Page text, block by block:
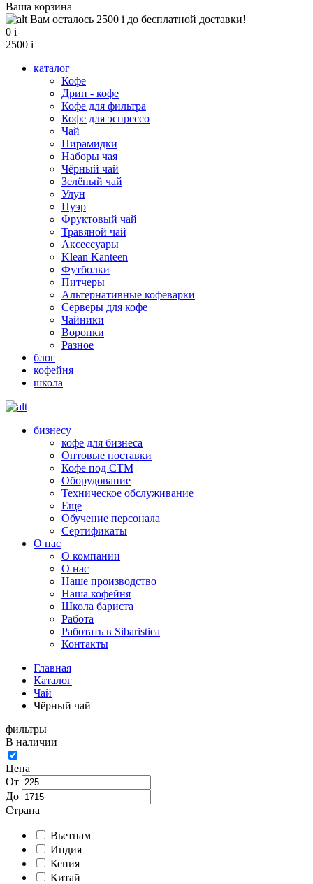
Ваша корзина
Вам осталось 2500 i до бесплатной доставки!
0 i
2500 i
каталог
Кофе
Дрип - кофе
Кофе для фильтра
Кофе для эспрессо
Чай
Пирамидки
Наборы чая
Чёрный чай
Зелёный чай
Улун
Пуэр
Фруктовый чай
Травяной чай
Аксессуары
Klean Kanteen
Футболки
Питчеры
Альтернативные кофеварки
Серверы для кофе
Чайники
Воронки
Разное
блог
кофейня
школа
бизнесу
кофе для бизнеса
Оптовые поставки
Кофе под СТМ
Оборудование
Техническое обслуживание
Еще
Обучение персонала
Сертификаты
О нас
O компании
О нас
Наше производство
Наша кофейня
Школа бариста
Работа
Работать в Sibaristica
Контакты
Главная
Каталог
Чай
Чёрный чай
фильтры
В наличии
Цена
От
До
Страна
Вьетнам
Индия
Кения
Китай